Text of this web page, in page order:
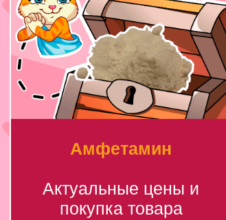
Амфетамин
Актуальные цены и
покупка товара